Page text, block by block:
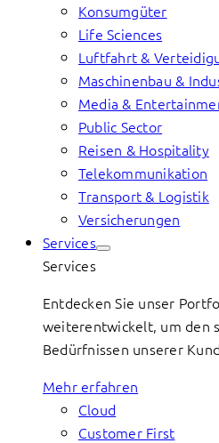
Konsumgüter
Life Sciences
Luftfahrt &
Maschinenbau &
Media &
Public Sector
Reisen & Hospitality
Telekommunikation
Transport & Logistik
Versicherungen
Services
Services
Entdecken Sie unser
weiterentwickelt, um den
Bedürfnissen unserer
Mehr erfahren
Cloud
Customer First